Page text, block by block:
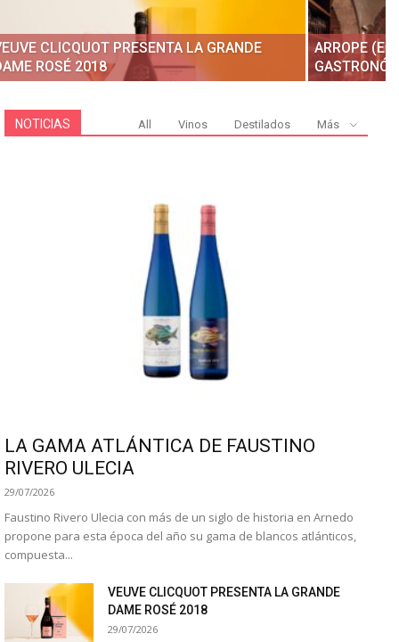
CLICQUOT PRESENTA LA GRANDE
ROSÉ 2018
ARROPE
NOTICIAS All Vinos Destilados Más
LA GAMA ATLÁNTICA DE FAUSTINO
RIVERO ULECIA
29/07/2026
Faustino Rivero Ulecia con más de un siglo de historia en Arnedo
propone para esta época del año su gama de blancos atlánticos,
compuesta...
VEUVE CLICQUOT PRESENTA LA GRANDE
DAME ROSÉ 2018
29/07/2026